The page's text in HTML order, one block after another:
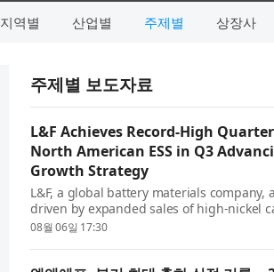
지역별 산업별 주제별 상장사
주제별 보도자료
L&F Achieves Record-High
North American ESS in Q3
Growth Strategy
L&F, a global battery materials
driven by expanded sales of high-nickel
annual NCM shipments to significantly
08월 06일 17:30